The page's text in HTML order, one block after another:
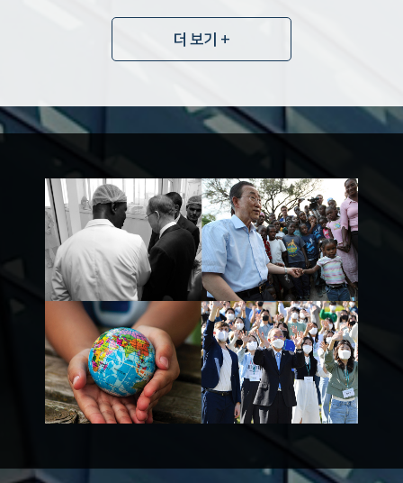
더 보기 +